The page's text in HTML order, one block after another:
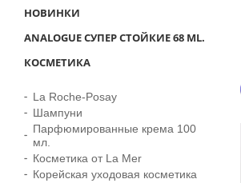
НОВИНКИ
ANALOGUE СУПЕР СТОЙКИЕ 68 ML.
КОСМЕТИКА
La Roche-Posay
Шампуни
Парфюмированные крема 100
мл.
Косметика от La Mer
Корейская уходовая косметика